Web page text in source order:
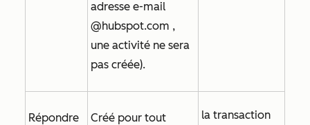
adresse e-mail
@hubspot.com ,
une activité ne sera
pas créée).
Répondre
Créé pour tout
la transaction